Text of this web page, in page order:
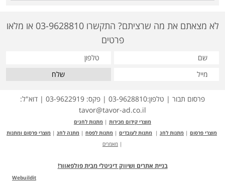
לא מצאתם את מה שרציתם? התקשרו 03-9628810 או מלאו
פרטים
שלח
פרסום תבור | טלפון:03-9628810 | פקס: 03-9622919 | דוא"ל:
tavor@tavor-ad.co.il
מוצרי קידום מכירות | מתנות לחגים
מוצרי פרסום | מתנות לחג | מתנות לעובדים | מתנות לפסח | מתנה לחג | מוצרי פרסום ומתנות
| מאמרים
בניית אתרים ושיווק דיגיטלי מבית פולפאוור!
Webuildit